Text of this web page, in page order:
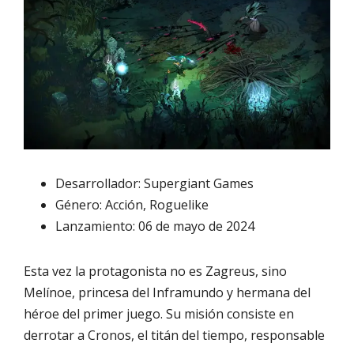
Desarrollador: Supergiant Games
Género: Acción, Roguelike
Lanzamiento: 06 de mayo de 2024
Esta vez la protagonista no es Zagreus, sino
Melínoe, princesa del Inframundo y hermana del
héroe del primer juego. Su misión consiste en
derrotar a Cronos, el titán del tiempo, responsable